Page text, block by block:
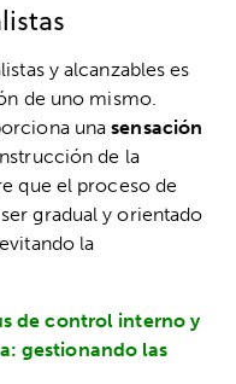
y alcanzables es
de uno mismo.
unasensación
de la
que el proceso de
gradual y orientado
la
de control interno y
gestionando las